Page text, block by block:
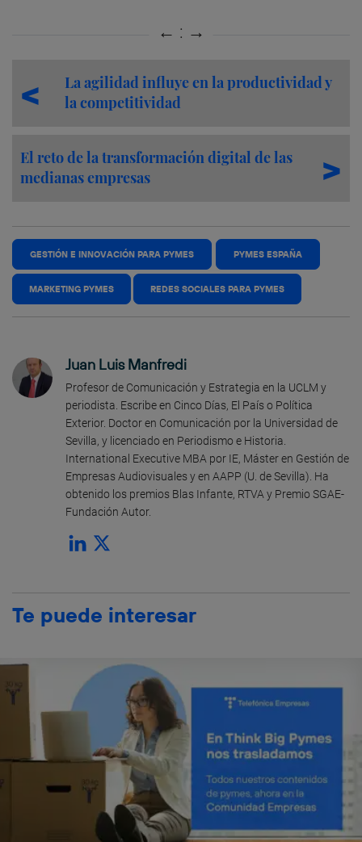
La agilidad influye en la productividad y
la competitividad
El reto de la transformación digital de las
medianas empresas
GESTIÓN E INNOVACIÓN PARA PYMES PYMES ESPAÑA
MARKETING PYMES REDES SOCIALES PARA PYMES
Juan Luis Manfredi
Profesor de Comunicación y Estrategia en la UCLM y
periodista. Escribe en Cinco Días, El País o Política
Exterior. Doctor en Comunicación por la Universidad de
Sevilla, y licenciado en Periodismo e Historia.
International Executive MBA por IE, Máster en Gestión de
Empresas Audiovisuales y en AAPP (U. de Sevilla). Ha
obtenido los premios Blas Infante, RTVA y Premio SGAE-
Fundación Autor.
Te puede interesar